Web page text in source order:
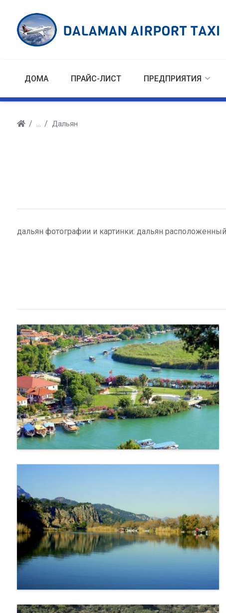
ДОМА ПРАЙС-ЛИСТ ПРЕДПРИЯТИЯ
Дальян
дальян фотографии и картинки: дальян